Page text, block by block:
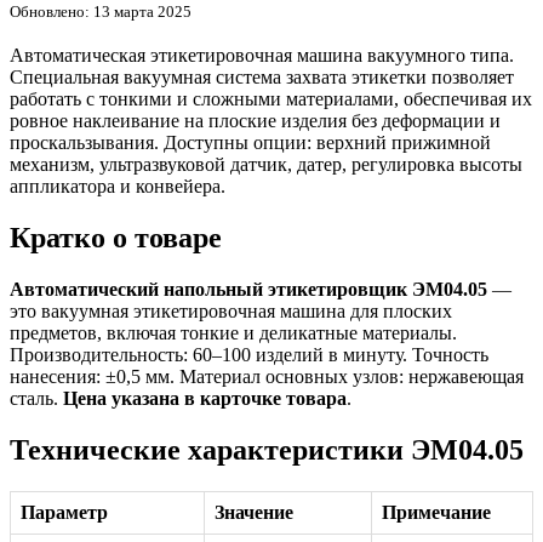
Обновлено: 13 марта 2025
Автоматическая этикетировочная машина вакуумного типа.
Специальная вакуумная система захвата этикетки позволяет
работать с тонкими и сложными материалами, обеспечивая их
ровное наклеивание на плоские изделия без деформации и
проскальзывания. Доступны опции: верхний прижимной
механизм, ультразвуковой датчик, датер, регулировка высоты
аппликатора и конвейера.
Кратко о товаре
Автоматический напольный этикетировщик ЭМ04.05 —
это вакуумная этикетировочная машина для плоских
предметов, включая тонкие и деликатные материалы.
Производительность: 60–100 изделий в минуту. Точность
нанесения: ±0,5 мм. Материал основных узлов: нержавеющая
сталь. Цена указана в карточке товара.
Технические характеристики ЭМ04.05
Параметр Значение Примечание